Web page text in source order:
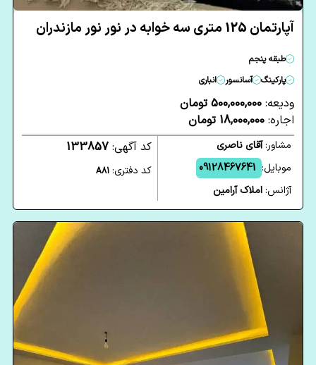
آپارتمان 125 متری سه خوابه در نور نور مازندران
طبقه پنجم
پارکینگ
آسانسور انباری
ودیعه: 500,000,000 تومان
اجاره: 18,000,000 تومان
مشاور:آقای ناصری
موبایل: 09128467641
آژانس:املاک آرامین
کد آگهی: 133857
کد دفتری: A81